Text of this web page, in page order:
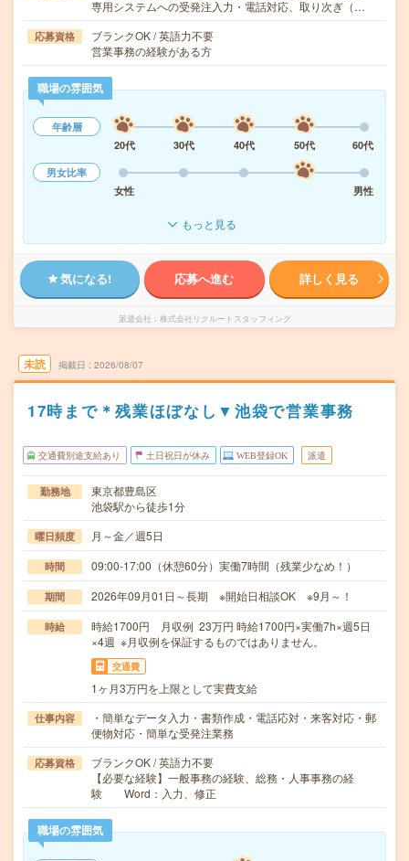
専用システムへの受発注入力・電話対応、取り次ぎ（…
応募資格
ブランクOK / 英語力不要
営業事務の経験がある方
職場の雰囲気
年齢層
20代
30代 40代 50代
60代
男女比率
女性
男性
もっと見る
気になる! 応募へ進む 詳しく見る
派遣会社 株式会社リクルートスタッフィング
未読 掲載日 2026/08/07
17時まで＊残業ほぼなし▼池袋で営業事務
交通費別途支給あり 土日祝日が休み WEB登録OK 派遣
勤務地
東京都豊島区
池袋駅から徒歩1分
曜日頻度 月～金／週5日
時間 09:00-17:00（休憩60分）実働7時間（残業少なめ！）
期間 2026年09月01日～長期 ※開始日相談OK ※9月～！
時給
時給1700円 月収例 23万円 時給1700円×実働7h×週5日
×4週 ※月収例を保証するものではありません。
交通費
1ヶ月3万円を上限として実費支給
仕事内容
・簡単なデータ入力・書類作成・電話応対・来客対応・郵
便物対応・簡単な受発注業務
応募資格
ブランクOK / 英語力不要
【必要な経験】一般事務の経験、総務・人事事務の経
験 Word：入力、修正
職場の雰囲気